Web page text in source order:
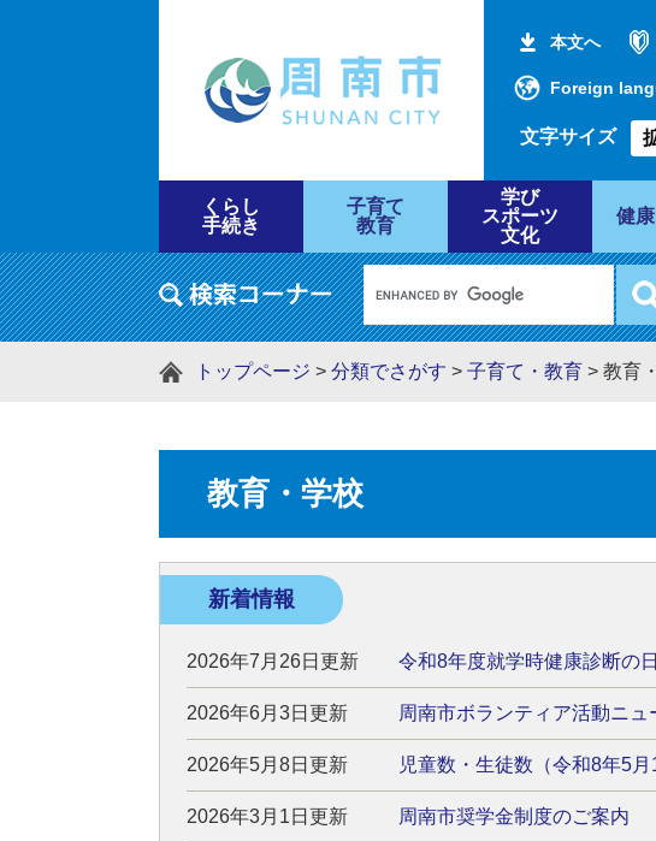
本文へ
Foreign
文字サイズ
くらし
手続き
子育て
教育
学び
スポーツ
文化
健
トップページ > 分類でさがす > 子育て・教育 > 教育
教育・学校
新着情報
2026年7月26日更新 令和8年度就学時健康診断の
2026年6月3日更新 周南市ボランティア活動ニュ
2026年5月8日更新 児童数・生徒数（令和8年5月
2026年3月1日更新 周南市奨学金制度のご案内